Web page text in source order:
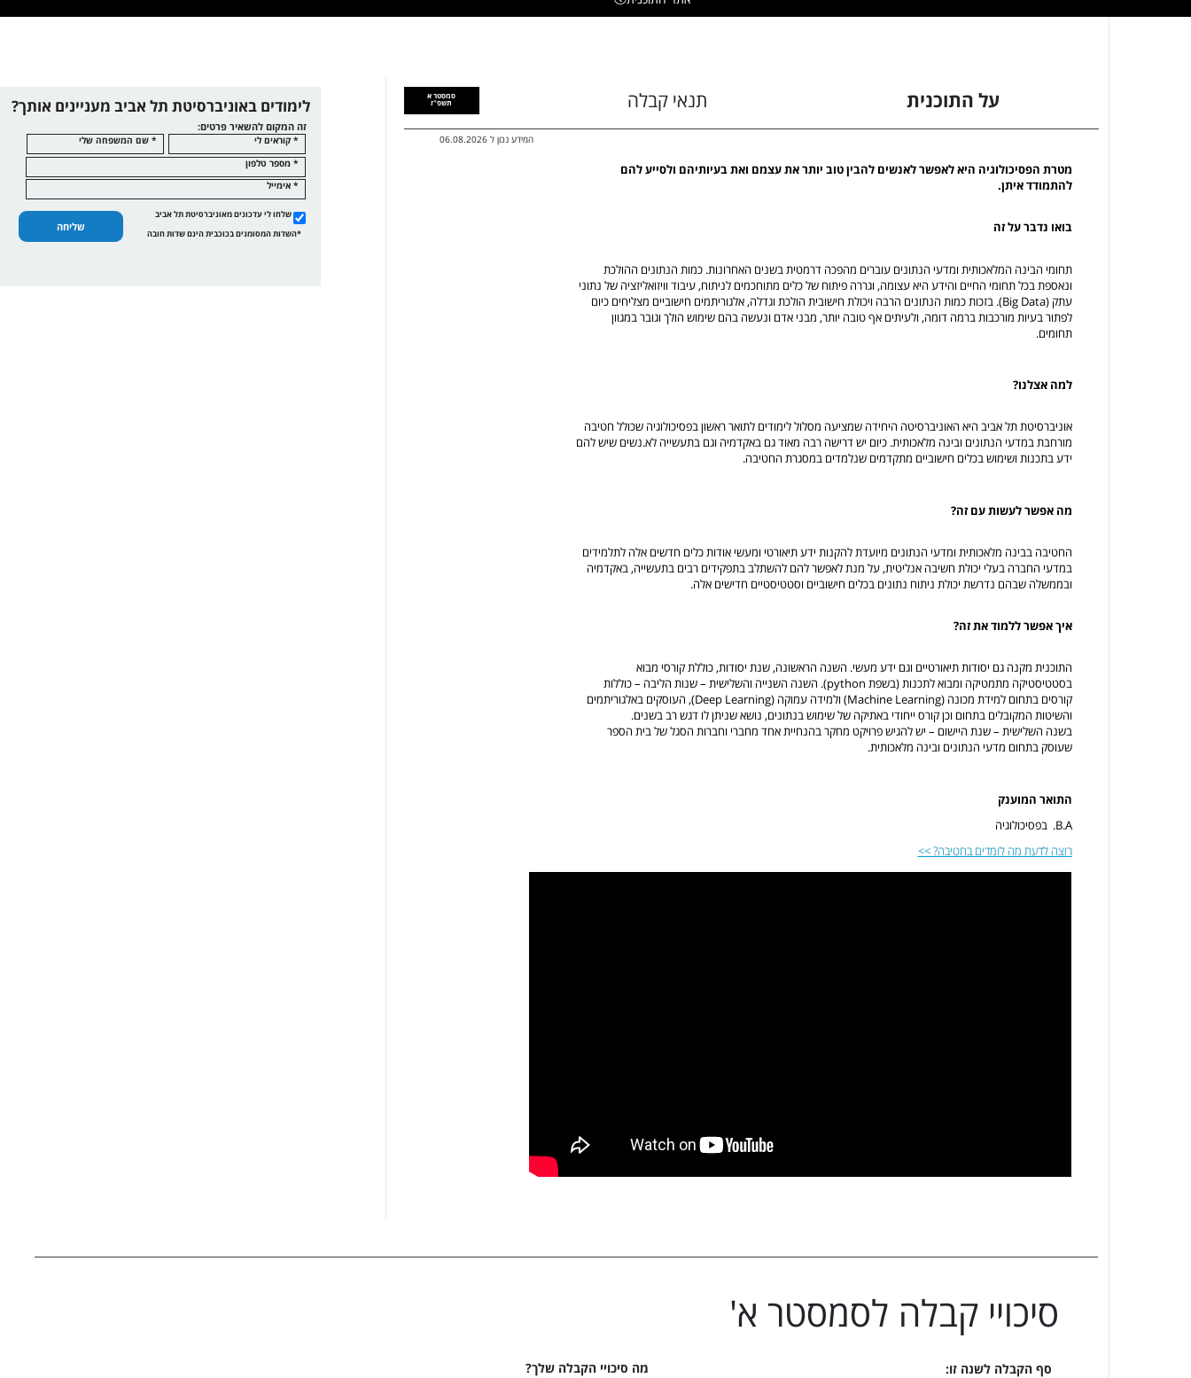
סמסטר א
תשפ"ז
המידע נכון ל 06.08.2026
על התוכנית תנאי קבלה
מטרת הפסיכולוגיה היא לאפשר לאנשים להבין טוב יותר את עצמם ואת בעיותיהם ולסייע להם
להתמודד איתן.
בואו נדבר על זה
תחומי הבינה המלאכותית ומדעי הנתונים עוברים מהפכה דרמטית בשנים האחרונות. כמות הנתונים ההולכת
ונאספת בכל תחומי החיים והידע היא עצומה, וגררה פיתוח של כלים מתוחכמים לניתוח, עיבוד וויזואליזציה של נתוני
עתק (Big Data). בזכות כמות הנתונים הרבה ויכולת חישובית הולכת וגדלה, אלגוריתמים חישוביים מצליחים כיום
לפתור בעיות מורכבות ברמה דומה, ולעיתים אף טובה יותר, מבני אדם ונעשה בהם שימוש הולך וגובר במגוון
תחומים.
למה אצלנו?
אוניברסיטת תל אביב היא האוניברסיטה היחידה שמציעה מסלול לימודים לתואר ראשון בפסיכולוגיה שכולל חטיבה
מורחבת במדעי הנתונים ובינה מלאכותית. כיום יש דרישה רבה מאוד גם באקדמיה וגם בתעשייה לא.נשים שיש להם
ידע בתכנות ושימוש בכלים חישוביים מתקדמים שנלמדים במסגרת החטיבה.
מה אפשר לעשות עם זה?
החטיבה בבינה מלאכותית ומדעי הנתונים מיועדת להקנות ידע תיאורטי ומעשי אודות כלים חדשים אלה לתלמידים
במדעי החברה בעלי יכולת חשיבה אנליטית, על מנת לאפשר להם להשתלב בתפקידים רבים בתעשייה, באקדמיה
ובממשלה שבהם נדרשת יכולת ניתוח נתונים בכלים חישוביים וסטטיסטיים חדישים אלה.
איך אפשר ללמוד את זה?
התוכנית מקנה גם יסודות תיאורטיים וגם ידע מעשי. השנה הראשונה, שנת יסודות, כוללת קורסי מבוא
בסטטיסטיקה מתמטיקה ומבוא לתכנות (בשפת python). השנה השנייה והשלישית – שנות הליבה – כוללות
קורסים בתחום למידת מכונה (Machine Learning) ולמידה עמוקה (Deep Learning), העוסקים באלגוריתמים
והשיטות המקובלים בתחום וכן קורס ייחודי באתיקה של שימוש בנתונים, נושא שניתן לו דגש רב בשנים.
בשנה השלישית – שנת היישום – יש להגיש פרויקט מחקר בהנחיית אחד מחברי וחברות הסגל של בית הספר
שעוסק בתחום מדעי הנתונים ובינה מלאכותית.
התואר המוענק
B.A. בפסיכולוגיה
רוצה לדעת מה לומדים בחטיבה? >>
לימודים באוניברסיטת תל אביב מעניינים אותך?
זה המקום להשאיר פרטים:
* קוראים לי
* שם המשפחה שלי
* מספר טלפון
* אימייל
שלחו לי עדכונים מאוניברסיטת תל אביב
שליחה
*השדות המסומנים בכוכבית הינם שדות חובה
סיכויי קבלה לסמסטר א'
סף הקבלה לשנה זו:
מה סיכויי הקבלה שלך?